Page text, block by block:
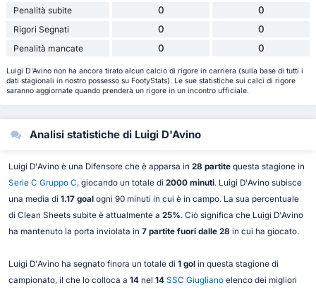
Penalità subite 0 0
Rigori Segnati 0 0
Penalità mancate 0 0
Luigi D'Avino non ha ancora tirato alcun calcio di rigore in carriera (sulla base di tutti i
dati stagionali in nostro possesso su FootyStats). Le sue statistiche sui calci di rigore
saranno aggiornate quando prenderà un rigore in un incontro ufficiale.
Analisi statistiche di Luigi D'Avino
Luigi D'Avino è una Difensore che è apparsa in 28 partitequesta stagione in
Serie C Gruppo C, giocando un totale di 2000 minuti. Luigi D'Avino subisce
una media di 1.17 goalogni 90 minuti in cui è in campo. La sua percentuale
di Clean Sheets subite è attualmente a 25%. Ciò significa che Luigi D'Avino
ha mantenuto la porta inviolata in 7 partite fuori dalle 28 in cui ha giocato.
Luigi D'Avino ha segnato finora un totale di 1 golin questa stagione di
campionato, il che lo colloca a 14nel 14 SSC Giuglianoelenco dei migliori